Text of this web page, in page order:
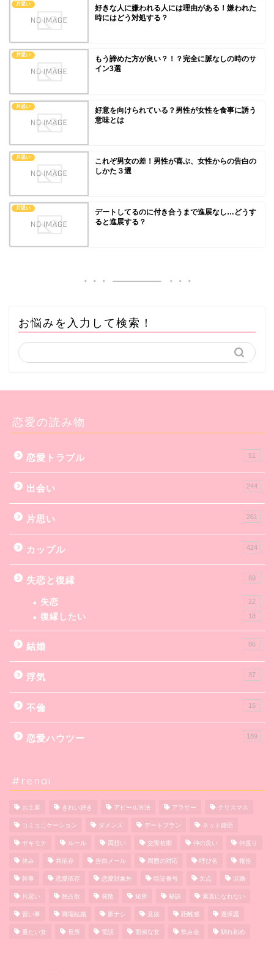
片思い
好きな人に嫌われる人には理由がある！嫌われた
時にはどう対処する？
片思い
もう諦めた方が良い？！？完全に脈なしの時のサ
イン3選
片思い
好意を向けられている？男性が女性を食事に誘う
意味とは
片思い
これぞ男女の差！男性が喜ぶ、女性からの告白の
しかた３選
片思い
デートしてるのに付き合うまで進展なし…どうす
ると進展する？
お悩みを入力して検索！
恋愛の読み物
恋愛トラブル 51
出会い 244
片思い 261
カップル 424
失恋と復縁 89
失恋 22
復縁したい 18
結婚 86
浮気 37
不倫 15
恋愛ハウツー 189
#renai
お土産 きれい好き アピール方法 アラサー クリスマス
コミュニケーション ダメンズ デートプラン ネット婚活
ヤキモチ ルール 両想い 交際初期 仲の良い 仲直り
休み 共依存 告白メール 周囲の対応 呼び名 報告
幹事 恋愛依存 恋愛対象外 暗証番号 欠点 涙婚
片思い 独占欲 発散 短所 秘訣 素直になれない
習い事 職場結婚 脈ナシ 見抜 距離感 過保護
重たい女 長所 電話 面倒な女 飲み会 馴れ初め